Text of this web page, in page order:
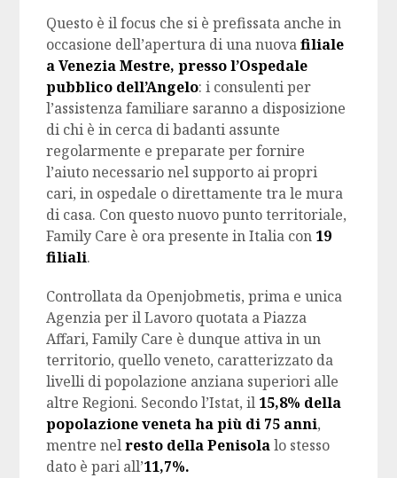
Questo è il focus che si è prefissata anche in
occasione dell’apertura di una nuovafiliale
a Venezia Mestre, presso l’Ospedale
pubblico dell’Angelo: i consulenti per
l’assistenza familiare saranno a disposizione
di chi è in cerca di badanti assunte
regolarmente e preparate per fornire
l’aiuto necessario nel supporto ai propri
cari, in ospedale o direttamente tra le mura
di casa. Con questo nuovo punto territoriale,
Family Care è ora presente in Italia con 19
filiali.
Controllata da Openjobmetis, prima e unica
Agenzia per il Lavoro quotata a Piazza
Affari, Family Care è dunque attiva in un
territorio, quello veneto, caratterizzato da
livelli di popolazione anziana superiori alle
altre Regioni. Secondo l’Istat, il 15,8% della
popolazione veneta ha più di 75 anni,
mentre nelresto della Penisolalo stesso
dato è pari all’11,7%.